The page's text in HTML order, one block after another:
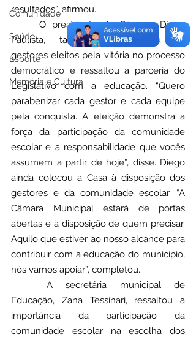
Comunidade
Saúde
Esporte
Memória e Cultura
resultados”, afirmou.
Paulista, também parabenizou os
gestores eleitos pela vitória no processo
democrático e ressaltou a parceria do
Legislativo com a educação. “Quero
parabenizar cada gestor e cada equipe
pela conquista. A eleição demonstra a
força da participação da comunidade
escolar e a responsabilidade que vocês
assumem a partir de hoje”, disse. Diego
ainda colocou a Casa à disposição dos
gestores e da comunidade escolar. “A
Câmara Municipal estará de portas
abertas e à disposição de quem precisar.
Aquilo que estiver ao nosso alcance para
contribuir com a educação do município,
nós vamos apoiar”, completou.
Educação, Zana Tessinari, ressaltou a
importância da participação da
comunidade escolar na escolha dos